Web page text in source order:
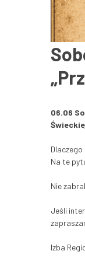
06.06
Dlaczego
Na te
Nie
Jeśli
Izba